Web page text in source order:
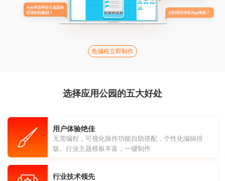
免编程立即制作
选择应用公园的五大好处
用户体验绝佳
无需编程，可视化操作功能自助搭配，个性化编辑排
版。行业主题模板丰富，一键制作
行业技术领先